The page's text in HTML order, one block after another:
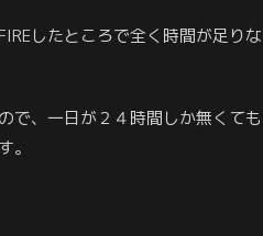
したところで全く時間が足りな
で、一日が２４時間しか無くても
。